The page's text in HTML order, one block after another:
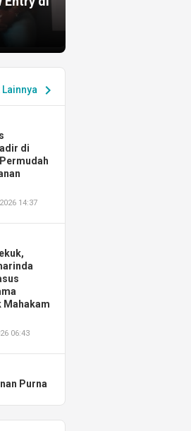
Lainnya chevron_right
di
14:37
Mahakam
06:43
Purna